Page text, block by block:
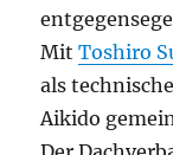
MitToshiro
als
Aikido